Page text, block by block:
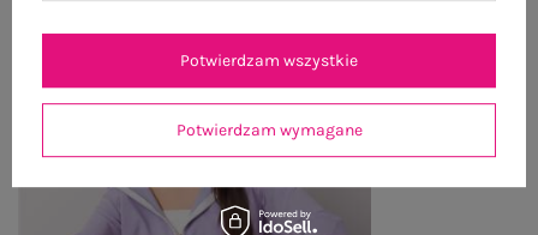
Potwierdzam wymagane
Potwierdzam wszystkie